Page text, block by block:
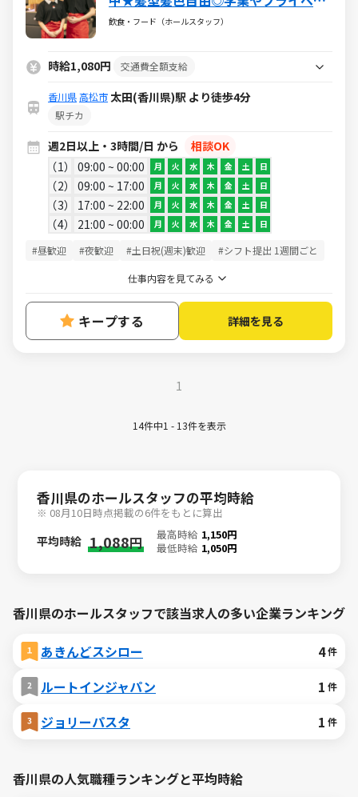
トと両立も可能！食事補助（30％割
なるベネフィットステーション加入あ
り★
飲食・フード（ホールスタッフ）
時給1,080円 交通費全額支給
香川県高松市太田(香川県)駅 より徒歩4分
駅チカ
週2日以上・3時間/日 から
相談OK
1
09:00 ~ 00:00 月 火 水 木 金 土 日
2 09:00 ~ 17:00 月 火 水 木 金 土 日
3 17:00 ~ 22:00 月 火 水 木 金 土 日
4 21:00 ~ 00:00 月 火 水 木 金 土 日
#昼歓迎 #夜歓迎 #土日祝(週末)歓迎 #シフト提出 1週間ごと
仕事内容を見てみる
キープする 詳細を見る
1
14件中1 - 13件を表示
香川県のホールスタッフの平均時給
※ 08月10日時点掲載の6件をもとに算出
平均時給 1,088円 最高時給 1,150円
最低時給 1,050円
香川県のホールスタッフで該当求人の多い企業ランキング
あきんどスシロー
4件
ルートインジャパン 1 件
ジョリーパスタ 1 件
香川県の人気職種ランキングと平均時給